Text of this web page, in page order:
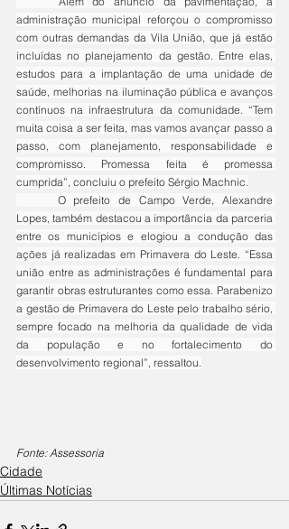
administração municipal reforçou o compromisso
com outras demandas da Vila União, que já estão
incluídas no planejamento da gestão. Entre elas,
estudos para a implantação de uma unidade de
saúde, melhorias na iluminação pública e avanços
contínuos na infraestrutura da comunidade. “Tem
muita coisa a ser feita, mas vamos avançar passo a
passo, com planejamento, responsabilidade e
compromisso. Promessa feita é promessa
cumprida”, concluiu o prefeito Sérgio Machnic.
Lopes, também destacou a importância da parceria
entre os municípios e elogiou a condução das
ações já realizadas em Primavera do Leste. “Essa
união entre as administrações é fundamental para
garantir obras estruturantes como essa. Parabenizo
a gestão de Primavera do Leste pelo trabalho sério,
sempre focado na melhoria da qualidade de vida
da população e no fortalecimento do
desenvolvimento regional”, ressaltou.
Fonte: Assessoria
Cidade
Últimas Notícias